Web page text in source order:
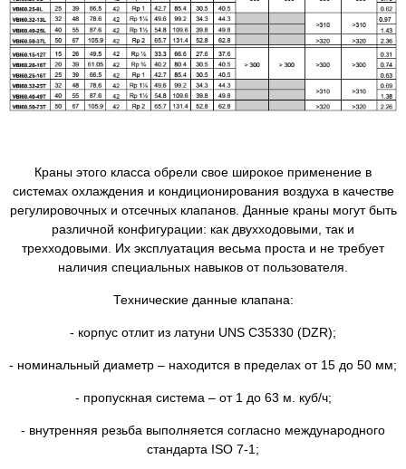
Краны этого класса обрели свое широкое применение в
системах охлаждения и кондиционирования воздуха в качестве
регулировочных и отсечных клапанов. Данные краны могут быть
различной конфигурации: как двухходовыми, так и
трехходовыми. Их эксплуатация весьма проста и не требует
наличия специальных навыков от пользователя.
Технические данные клапана:
- корпус отлит из латуни UNS C35330 (DZR);
- номинальный диаметр – находится в пределах от 15 до 50 мм;
- пропускная система – от 1 до 63 м. куб/ч;
- внутренняя резьба выполняется согласно международного
стандарта ISO 7-1;